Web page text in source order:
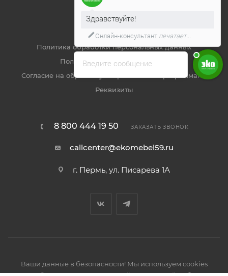
Политика обработки персональных данных
Пользовательское соглашение
Согласие на обработку метрическими программами
Реквизиты
8 800 444 19 50 ЗАКАЗАТЬ ЗВОНОК
callcenter@ekomebel59.ru
г. Пермь, ул. Писарева 1А
Ваши данные в безопасности! Мы используем cookies
Введите сообщение
Здравствуйте!
Онлайн-консультант печатает...